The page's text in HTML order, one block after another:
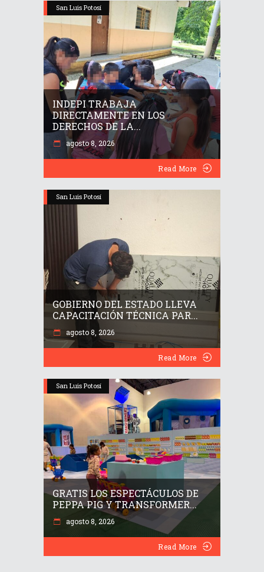
San Luis Potosí
INDEPI TRABAJA
DIRECTAMENTE EN LOS
DERECHOS DE LA...
agosto 8, 2026
Read More
San Luis Potosí
GOBIERNO DEL ESTADO LLEVA
CAPACITACIÓN TÉCNICA PAR...
agosto 8, 2026
Read More
San Luis Potosí
GRATIS LOS ESPECTÁCULOS DE
PEPPA PIG Y TRANSFORMER...
agosto 8, 2026
Read More